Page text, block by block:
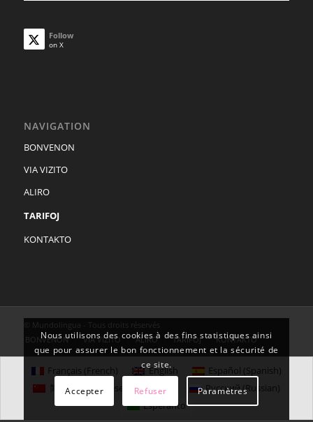
Follow
on X
NAVIGATION
BONVENON
VIA VIZITO
ALIRO
TARIFOJ
KONTAKTO
© Mundolingua - Tous droits réservés
BONVENON
VIA VIZITO ALIRO TARIFOJ KONTAKTO
Nous utilisons des cookies à des fins statistiques ainsi
que pour assurer le bon fonctionnement et la sécurité de
ce site.
Accepter Refuser Paramètres
Français (French) English Español (Spanish)
简体中文(Chinese (Simplified) Русский(Russian)
Esperanto